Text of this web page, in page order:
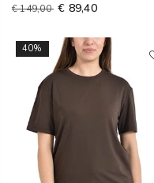
€ 149,00 € 89,40
40%